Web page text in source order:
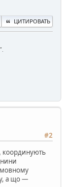
ЦИТИРОВАТЬ
#2
, координують
а що —